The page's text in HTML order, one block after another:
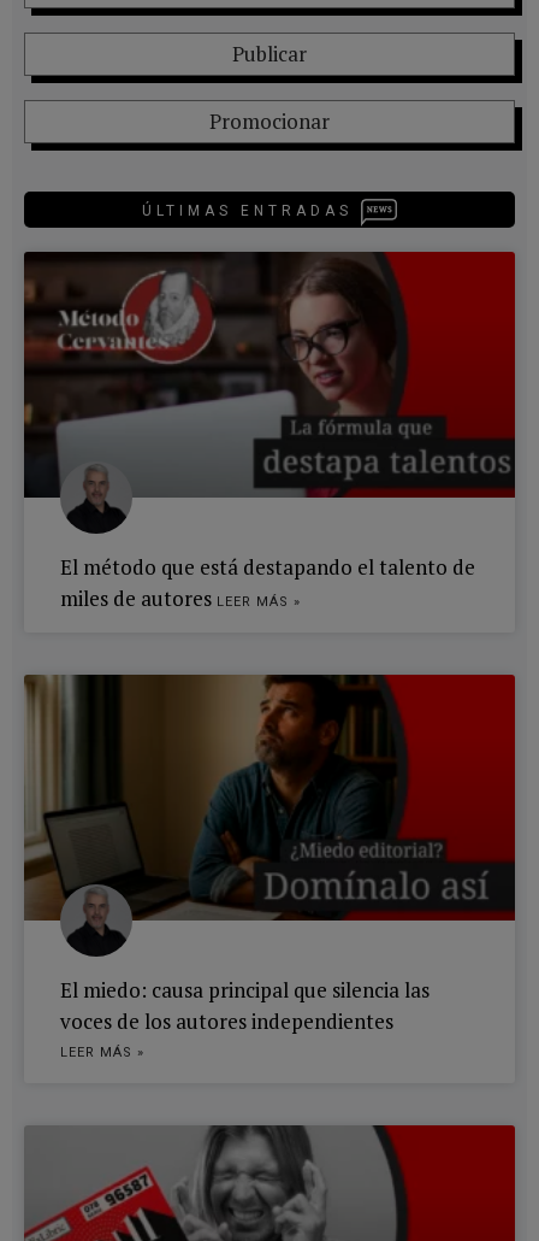
Publicar
Promocionar
ÚLTIMAS ENTRADAS
El método que está destapando el talento de
miles de autores LEER MÁS »
El miedo: causa principal que silencia las
voces de los autores independientes
LEER MÁS »